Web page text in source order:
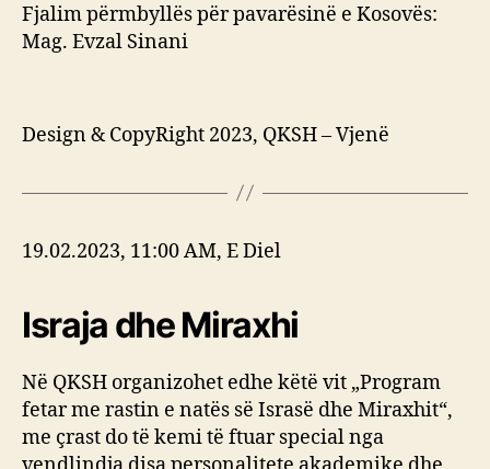
Fjalim përmbyllës për pavarësinë e Kosovës:
Mag. Evzal Sinani
Design & CopyRight 2023, QKSH – Vjenë
19.02.2023, 11:00 AM, E Diel
Israja dhe Miraxhi
Në QKSH organizohet edhe këtë vit „Program
fetar me rastin e natës së Israsë dhe Miraxhit“,
me çrast do të kemi të ftuar special nga